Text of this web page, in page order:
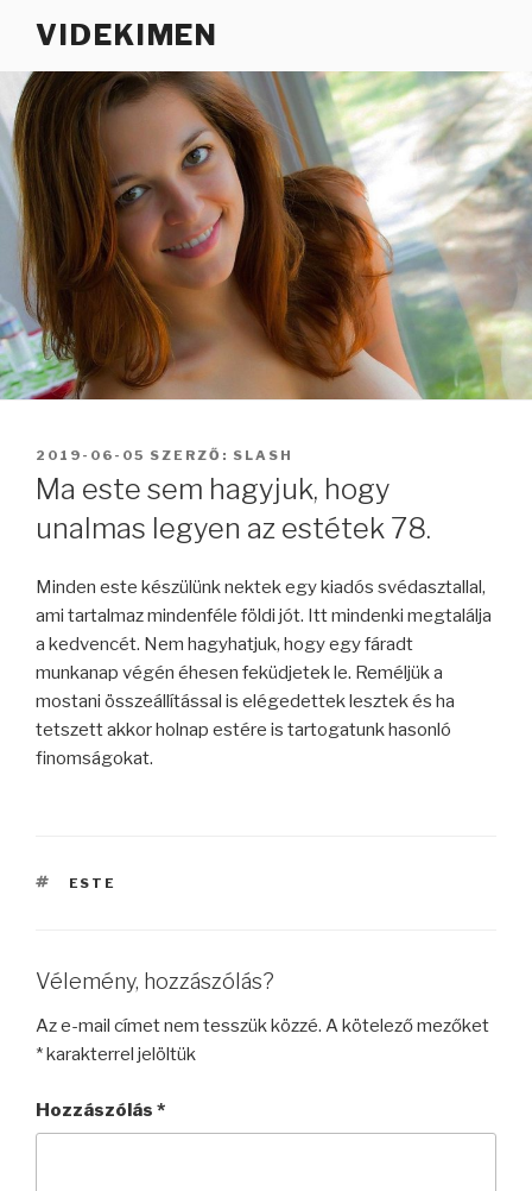
VIDEKIMEN
BEKÜLDVE:
2019-06-05 SZERZŐ: SLASH
Ma este sem hagyjuk, hogy
unalmas legyen az estétek 78.
Minden este készülünk nektek egy kiadós svédasztallal,
ami tartalmaz mindenféle földi jót. Itt mindenki megtalálja
a kedvencét. Nem hagyhatjuk, hogy egy fáradt
munkanap végén éhesen feküdjetek le. Reméljük a
mostani összeállítással is elégedettek lesztek és ha
tetszett akkor holnap estére is tartogatunk hasonló
finomságokat.
CÍMKÉK
ESTE
Vélemény, hozzászólás?
Az e-mail címet nem tesszük közzé. A kötelező mezőket
*karakterrel jelöltük
Hozzászólás *